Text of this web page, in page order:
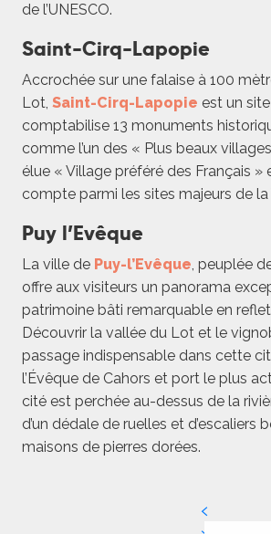
de l’UNESCO.
Saint-Cirq-Lapopie
Accrochée sur une falaise à 100
Lot, Saint-Cirq-Lapopie est un
comptabilise 13 monuments
comme l’un des « Plus beaux
élue « Village préféré des Français »
compte parmi les sites majeurs de
Puy l’Evêque
La ville de Puy-l’Evêque, peuplée
offre aux visiteurs un panorama
patrimoine bâti remarquable en
Découvrir la vallée du Lot et le
passage indispensable dans cette
l’Évêque de Cahors et port le plus
cité est perchée au-dessus de la
d’un dédale de ruelles et d’escaliers
maisons de pierres dorées.